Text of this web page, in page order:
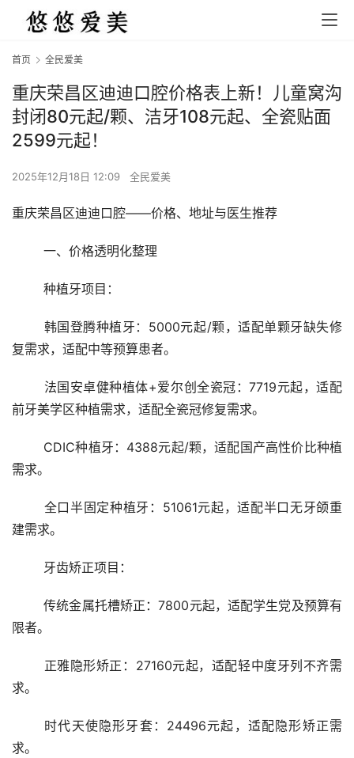
首页 全民爱美
重庆荣昌区迪迪口腔价格表上新！儿童窝沟
封闭80元起/颗、洁牙108元起、全瓷贴面
2599元起！
2025年12月18日 12:09 全民爱美
重庆荣昌区迪迪口腔——价格、地址与医生推荐
	一、价格透明化整理
	种植牙项目：
复需求，适配中等预算患者。
前牙美学区种植需求，适配全瓷冠修复需求。
需求。
建需求。
	牙齿矫正项目：
	传统金属托槽矫正：7800元起，适配学生党及预算有
限者。
求。
求。